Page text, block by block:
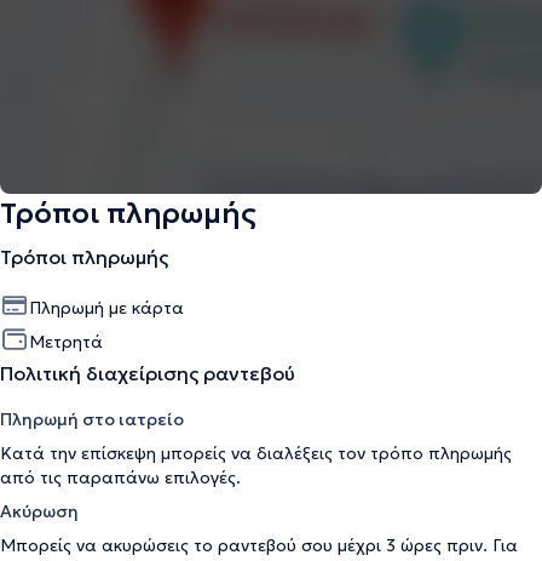
Τρόποι πληρωμής
Τρόποι πληρωμής
Πληρωμή με κάρτα
Μετρητά
Πολιτική διαχείρισης ραντεβού
Πληρωμή στο ιατρείο
Κατά την επίσκεψη μπορείς να διαλέξεις τον τρόπο πληρωμής
από τις παραπάνω επιλογές.
Ακύρωση
Μπορείς να ακυρώσεις το ραντεβού σου μέχρι 3 ώρες πριν. Για